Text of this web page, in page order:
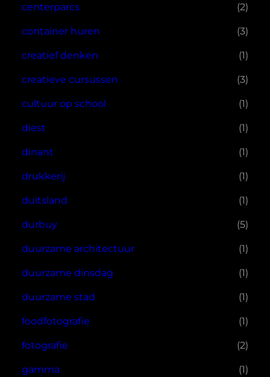
centerparcs (2)
container huren (3)
creatief denken (1)
creatieve cursussen (3)
cultuur op school (1)
diest (1)
dinant (1)
drukkerij (1)
duitsland (1)
durbuy (5)
duurzame architectuur (1)
duurzame dinsdag (1)
duurzame stad (1)
foodfotografie (1)
fotografie (2)
gamma (1)